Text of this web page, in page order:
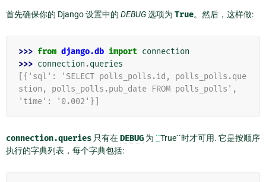
首先确保你的 Django 设置中的 DEBUG选项为 True。然后，这样做:
>>> from django.db import connection
>>> connection .queries
[{'sql': 'SELECT polls_polls.id, polls_polls.que
stion, polls_polls.pub_date FROM polls_polls',
'time': '0.002'}]
connection.queries 只有在DEBUG 为 ``True``时才可用. 它是按顺序
执行的字典列表，每个字典包括: